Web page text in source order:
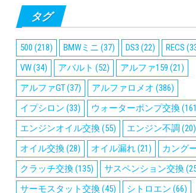
タグ
500 (218) BMWミニ (37) DS3 (22) RECS
VW(34) アバルト (52) アルファ159 (21)
アルファGT(37) アルファロメオ (386)
イプシロン (33) ウォーターポンプ交換
エンジンオイル交換(55) エンジン不調 (20)
オイル交換(28) オイル漏れ(21) カング
クラッチ交換(135) サスペンション交換
サーモスタット交換(45) シトロエン (66)